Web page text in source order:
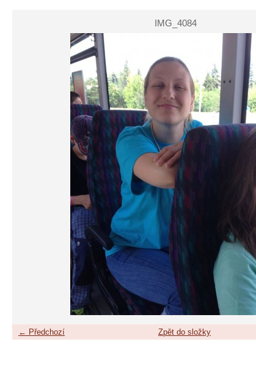
IMG_4084
← Předchozí Zpět do složky